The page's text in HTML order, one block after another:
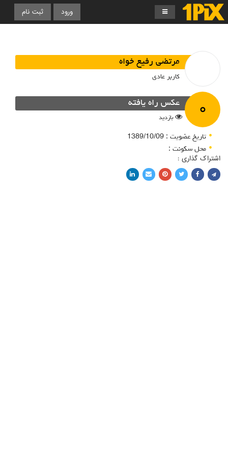
ورود ثبت نام
مرتضی رفیع خواه
کاربر عادی
۰ عکس راه یافته
بازدید
تاریخ عضویت : 1389/10/09
محل سکونت :
اشتراک گذاری :
اشتراک با فیسبوکاشتراک در توییتر
پین کردن در پینترست
اشتراک با ایمیلاشتراک با لینکدین